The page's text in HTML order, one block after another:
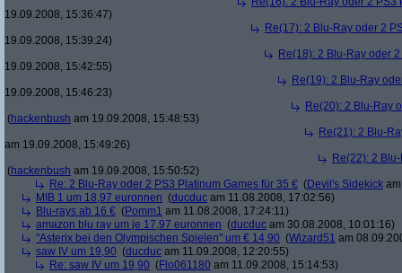
19.09.2008, 15:36:47)
Re(17): 2 Blu-Ray oder 2
19.09.2008, 15:39:24)
Re(18): 2 Blu-Ray oder
19.09.2008, 15:42:55)
Re(19): 2 Blu-Ray
19.09.2008, 15:46:23)
Re(20): 2 Blu-Ray
(hackenbush am 19.09.2008, 15:48:53)
Re(21): 2 Blu-
am 19.09.2008, 15:49:26)
Re(22): 2
(hackenbush am 19.09.2008, 15:50:52)
Re: 2 Blu-Ray oder 2 PS3 Platinum Games für 35 € (Devil's Sidekick
MIB 1 um 18,97 euronnen (ducduc am 11.08.2008, 17:02:56)
Blu-rays ab 16 € (Pomm1 am 11.08.2008, 17:24:11)
amazon blu ray um je 17,97 euronnen (ducduc am 30.08.2008, 10:01:16)
"Asterix bei den Olympischen Spielen" um € 14,90 (Wizard51 am
saw IV um 19,90 (ducduc am 11.09.2008, 12:20:55)
Re: saw IV um 19,90 (Flo061180 am 11.09.2008, 15:14:53)